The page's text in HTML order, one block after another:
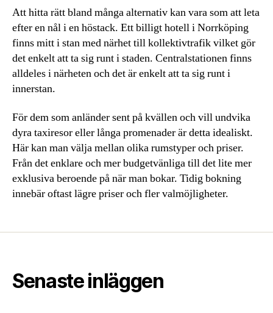
Att hitta rätt bland många alternativ kan vara som att leta
efter en nål i en höstack. Ett billigt hotell i Norrköping
finns mitt i stan med närhet till kollektivtrafik vilket gör
det enkelt att ta sig runt i staden. Centralstationen finns
alldeles i närheten och det är enkelt att ta sig runt i
innerstan.
För dem som anländer sent på kvällen och vill undvika
dyra taxiresor eller långa promenader är detta idealiskt.
Här kan man välja mellan olika rumstyper och priser.
Från det enklare och mer budgetvänliga till det lite mer
exklusiva beroende på när man bokar. Tidig bokning
innebär oftast lägre priser och fler valmöjligheter.
Senaste inläggen